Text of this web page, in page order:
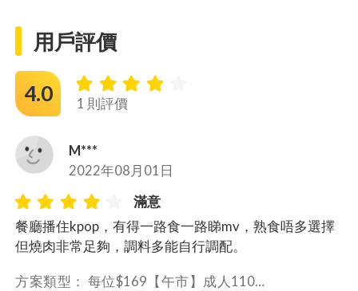
用戶評價
4.0 1 則評價
M***
2022年08月01日
滿意
餐廳播住kpop，有得一路食一路睇mv，熟食唔多選擇
但燒肉非常足夠，調料多能自行調配。
方案類型： 每位$169【午市】成人110分